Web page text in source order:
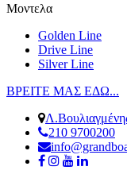
Μοντελα
Golden Line
Drive Line
Silver Line
ΒΡΕΙΤΕ ΜΑΣ ΕΔΩ...
210 9700200